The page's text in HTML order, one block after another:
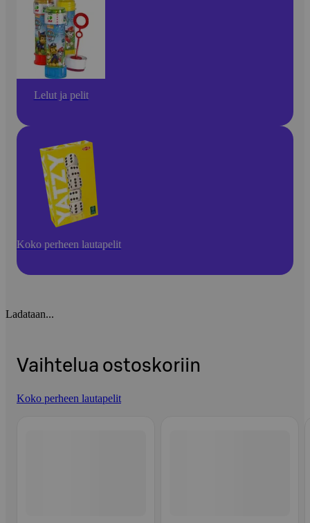
Lelut ja pelit
Koko perheen lautapelit
Ladataan...
Vaihtelua ostoskoriin
Koko perheen lautapelit